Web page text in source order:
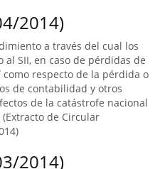
2014)
a través del cual los
SII, en caso de pérdidas de
respecto de la pérdida o
de contabilidad y otros
de la catástrofe nacional
de Circular
2014)